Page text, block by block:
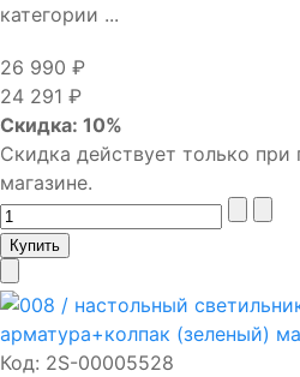
категории ...
26 990 ₽
24 291 ₽
Скидка: 10%
Скидка действует только при
магазине.
Код: 2S-00005528